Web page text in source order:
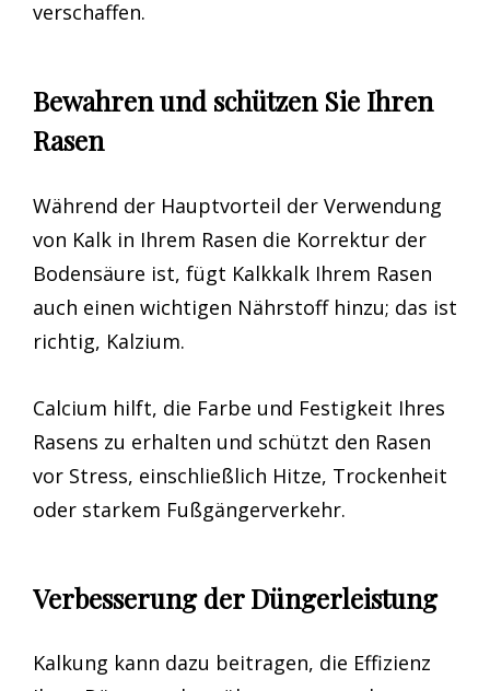
verschaffen.
Bewahren und schützen Sie Ihren
Rasen
Während der Hauptvorteil der Verwendung
von Kalk in Ihrem Rasen die Korrektur der
Bodensäure ist, fügt Kalkkalk Ihrem Rasen
auch einen wichtigen Nährstoff hinzu; das ist
richtig, Kalzium.
Calcium hilft, die Farbe und Festigkeit Ihres
Rasens zu erhalten und schützt den Rasen
vor Stress, einschließlich Hitze, Trockenheit
oder starkem Fußgängerverkehr.
Verbesserung der Düngerleistung
Kalkung kann dazu beitragen, die Effizienz